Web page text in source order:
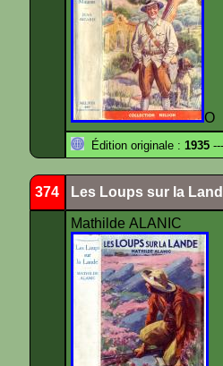
O
Édition originale : 1935
374 Les Loups sur la
Mathilde ALANIC